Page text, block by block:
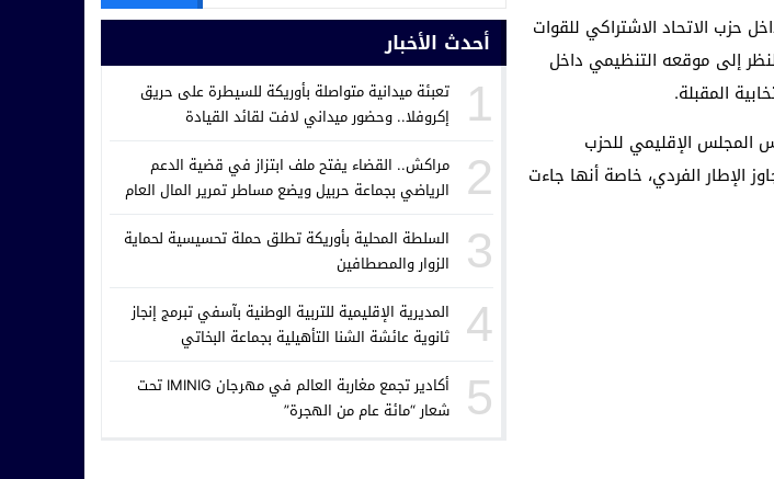
حزب الاتحاد الاشتراكي للقوات
إلى موقعه التنظيمي داخل
المقبلة.
المجلس الإقليمي للحزب
الإطار الفردي، خاصة أنها جاءت
أحدث الأخبار
1
تعبئة ميدانية متواصلة بأوريكة للسيطرة على حريق
إكروفلا.. وحضور ميداني لافت لقائد القيادة
2
مراكش.. القضاء يفتح ملف ابتزاز في قضية الدعم
الرياضي بجماعة حربيل ويضع مساطر تمرير المال العام
3
السلطة المحلية بأوريكة تطلق حملة تحسيسية لحماية
الزوار والمصطافين
4
المديرية الإقليمية للتربية الوطنية بآسفي تبرمج إنجاز
ثانوية عائشة الشنا التأهيلية بجماعة البخاتي
5
أكادير تجمع مغاربة العالم في مهرجان IMINIG تحت
شعار “مائة عام من الهجرة”